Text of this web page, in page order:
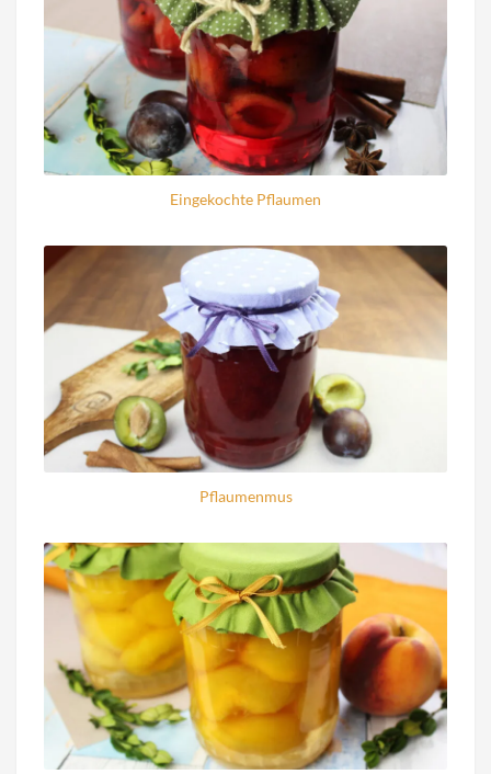
Eingekochte Pflaumen
Pflaumenmus